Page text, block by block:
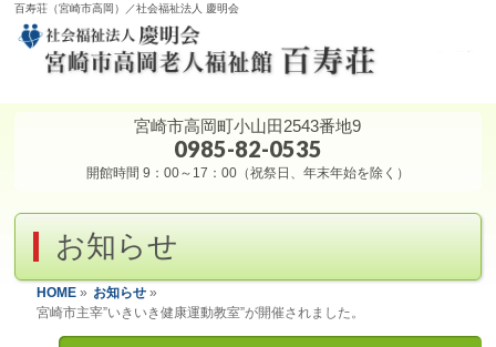
百寿荘（宮崎市高岡）／社会福祉法人 慶明会
宮崎市高岡町小山田2543番地9
0985-82-0535
開館時間 9：00～17：00（祝祭日、年末年始を除く）
お知らせ
HOME » お知らせ »
宮崎市主宰”いきいき健康運動教室”が開催されました。